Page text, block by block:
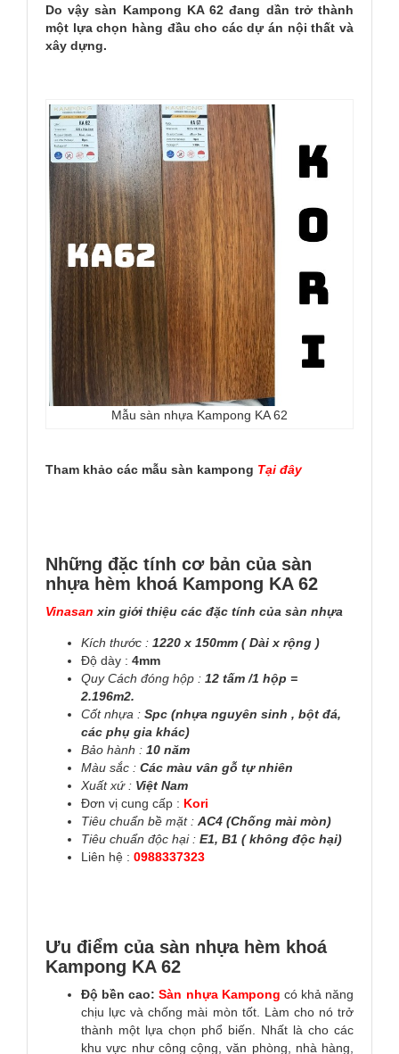
Do vậy sàn Kampong KA 62 đang dần trở thành
một lựa chọn hàng đầu cho các dự án nội thất và
xây dựng.
Mẫu sàn nhựa Kampong KA 62
Tham khảo các mẫu sàn kampong Tại đây
Những đặc tính cơ bản của sàn
nhựa hèm khoá Kampong KA 62
Vinasan xin giới thiệu các đặc tính của sàn nhựa
Kích thước : 1220 x 150mm ( Dài x rộng )
Độ dày : 4mm
Quy Cách đóng hộp : 12 tấm /1 hộp =
2.196m2.
Cốt nhựa : Spc (nhựa nguyên sinh , bột đá,
các phụ gia khác)
Bảo hành : 10 năm
Màu sắc : Các màu vân gỗ tự nhiên
Xuất xứ : Việt Nam
Đơn vị cung cấp : Kori
Tiêu chuẩn bề mặt : AC4 (Chống mài mòn)
Tiêu chuẩn độc hại : E1, B1 ( không độc hại)
Liên hệ : 0988337323
Ưu điểm của sàn nhựa hèm khoá
Kampong KA 62
Độ bền cao:Sàn nhựa Kampong có khả năng
chịu lực và chống mài mòn tốt. Làm cho nó trở
thành một lựa chọn phổ biến. Nhất là cho các
khu vực như công cộng, văn phòng, nhà hàng,